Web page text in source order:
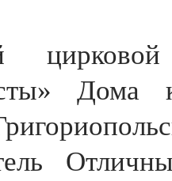
цирковой
Дома